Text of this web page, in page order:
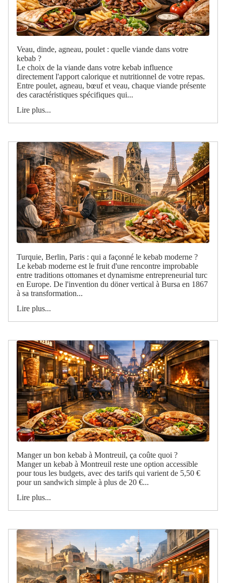
Veau, dinde, agneau, poulet : quelle viande dans votre
kebab ?
Le choix de la viande dans votre kebab influence
directement l'apport calorique et nutritionnel de votre repas.
Entre poulet, agneau, bœuf et veau, chaque viande présente
des caractéristiques spécifiques qui...
Lire plus...
Turquie, Berlin, Paris : qui a façonné le kebab moderne ?
Le kebab moderne est le fruit d'une rencontre improbable
entre traditions ottomanes et dynamisme entrepreneurial turc
en Europe. De l'invention du döner vertical à Bursa en 1867
à sa transformation...
Lire plus...
Manger un bon kebab à Montreuil, ça coûte quoi ?
Manger un kebab à Montreuil reste une option accessible
pour tous les budgets, avec des tarifs qui varient de 5,50 €
pour un sandwich simple à plus de 20 €...
Lire plus...